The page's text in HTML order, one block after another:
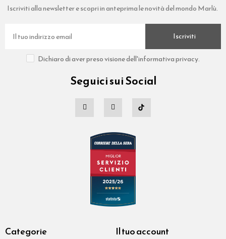
Iscriviti alla newsletter e scopri in anteprima le novità del mondo Marlù.
Iscriviti
Dichiaro di aver preso visione dell'informativa privacy.
Seguici sui Social
Categorie Il tuo account